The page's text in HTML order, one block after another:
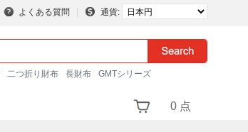
よくある質問 通貨:
二つ折り財布 長財布 GMTシリーズ
0 点